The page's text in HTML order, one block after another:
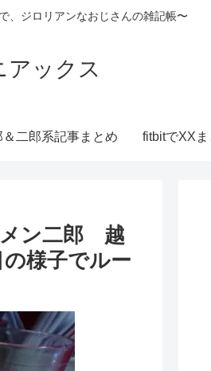
、ジロリアンなおじさんの雑記帳〜
ックス
＆二郎系記事まとめ fitbitでXXま
メン二郎 越
様子でルー